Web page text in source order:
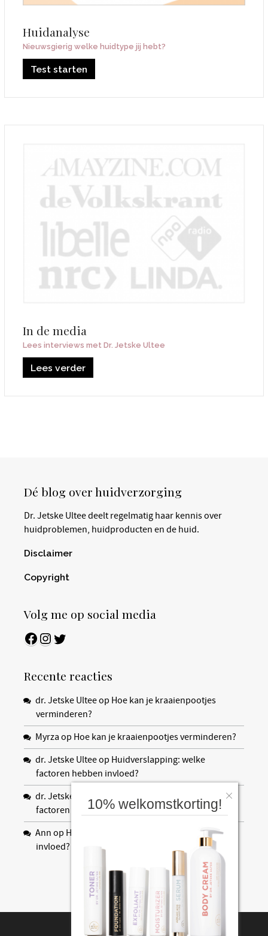
Huidanalyse
Nieuwsgierig welke huidtype jij hebt?
Test starten
In de media
Lees interviews met Dr. Jetske Ultee
Lees verder
Dé blog over huidverzorging
Dr. Jetske Ultee deelt regelmatig haar kennis over
huidproblemen, huidproducten en de huid.
Disclaimer
Copyright
Volg me op social media
Facebook
Instagram
Twitter
Recente reacties
dr. Jetske Ulteeop Hoe kan je kraaienpootjes
verminderen?
Myrza op Hoe kan je kraaienpootjes verminderen?
dr. Jetske Ulteeop Huidverslapping: welke
factoren hebben invloed?
dr. Jetske Ultee
Huidverslapping: welke
factoren hebben invloed?
Ann op Huidverslapping: welke factoren hebben
invloed?
10% welkomstkorting!